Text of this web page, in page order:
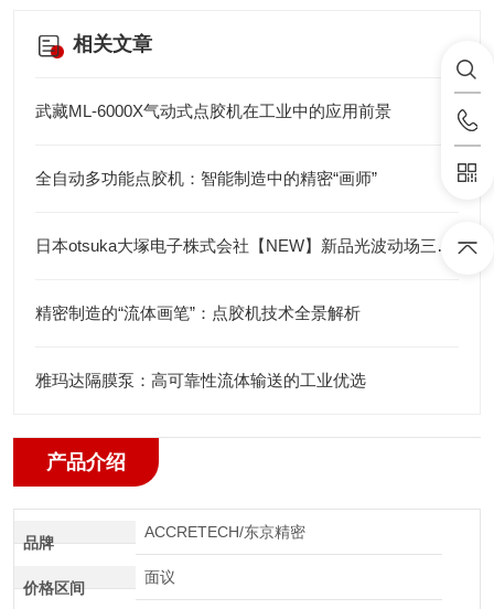
相关文章
武藏ML-6000X气动式点胶机在工业中的应用前景
全自动多功能点胶机：智能制造中的精密“画师”
日本otsuka大塚电子株式会社【NEW】新品光波动场三次元显微镜MINUK
精密制造的“流体画笔”：点胶机技术全景解析
雅玛达隔膜泵：高可靠性流体输送的工业优选
产品介绍
品牌
ACCRETECH/东京精密
价格区间
面议